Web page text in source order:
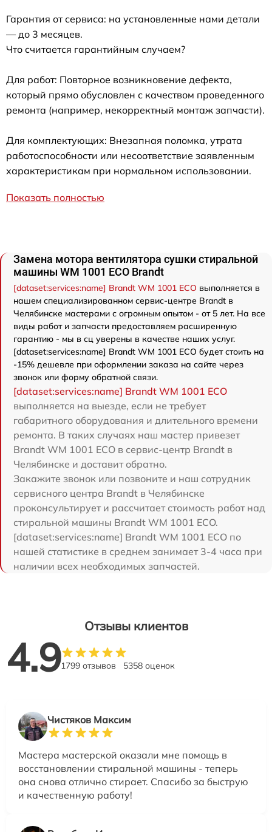
Гарантия от сервиса: на установленные нами детали
— до 3 месяцев.
Что считается гарантийным случаем?
Для работ: Повторное возникновение дефекта,
который прямо обусловлен с качеством проведенного
ремонта (например, некорректный монтаж запчасти).
Для комплектующих: Внезапная поломка, утрата
работоспособности или несоответствие заявленным
характеристикам при нормальном использовании.
Показать полностью
Замена мотора вентилятора сушки стиральной
машины WM 1001 ECO Brandt
[dataset:services:name] Brandt WM 1001 ECO выполняется в
нашем специализированном сервис-центре Brandt в
Челябинске мастерами с огромным опытом - от 5 лет. На все
виды работ и запчасти предоставляем расширенную
гарантию - мы в сц уверены в качестве наших услуг.
[dataset:services:name] Brandt WM 1001 ECO будет стоить на
-15% дешевле при оформлении заказа на сайте через
звонок или форму обратной связи.
[dataset:services:name] Brandt WM 1001 ECO
выполняется на выезде, если не требует
габаритного оборудования и длительного времени
ремонта. В таких случаях наш мастер привезет
Brandt WM 1001 ECO в сервис-центр Brandt в
Челябинске и доставит обратно.
Закажите звонок или позвоните и наш сотрудник
сервисного центра Brandt в Челябинске
проконсультирует и рассчитает стоимость работ над
стиральной машины Brandt WM 1001 ECO.
[dataset:services:name] Brandt WM 1001 ECO по
нашей статистике в среднем занимает 3-4 часа при
наличии всех необходимых запчастей.
Отзывы клиентов
4.91799 отзывов 5358 оценок
Чистяков Максим
Мастера мастерской оказали мне помощь в
восстановлении стиральной машины - теперь
она снова отлично стирает. Спасибо за быструю
и качественную работу!